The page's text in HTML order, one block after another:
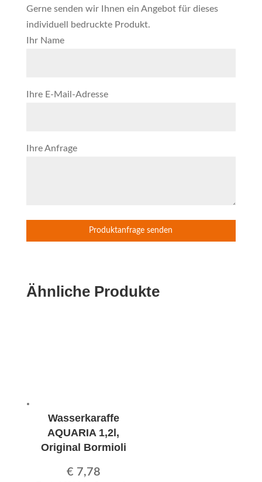
Gerne senden wir Ihnen ein Angebot für dieses
individuell bedruckte Produkt.
Ihr Name
Ihre E-Mail-Adresse
Ihre Anfrage
Ähnliche Produkte
Wasserkaraffe
AQUARIA 1,2l,
Original Bormioli
€ 7,78